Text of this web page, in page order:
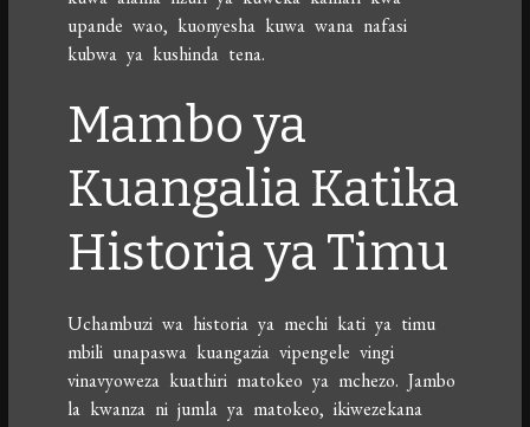
upande wao, kuonyesha kuwa wana nafasi
kubwa ya kushinda tena.
Mambo ya
Kuangalia Katika
Historia ya Timu
Uchambuzi wa historia ya mechi kati ya timu
mbili unapaswa kuangazia vipengele vingi
vinavyoweza kuathiri matokeo ya mchezo. Jambo
la kwanza ni jumla ya matokeo, ikiwezekana